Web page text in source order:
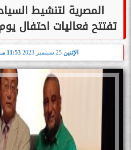
المصرية لتنشيط
تفتتح فعاليات احتفال
الإثنين 11:53 مـ